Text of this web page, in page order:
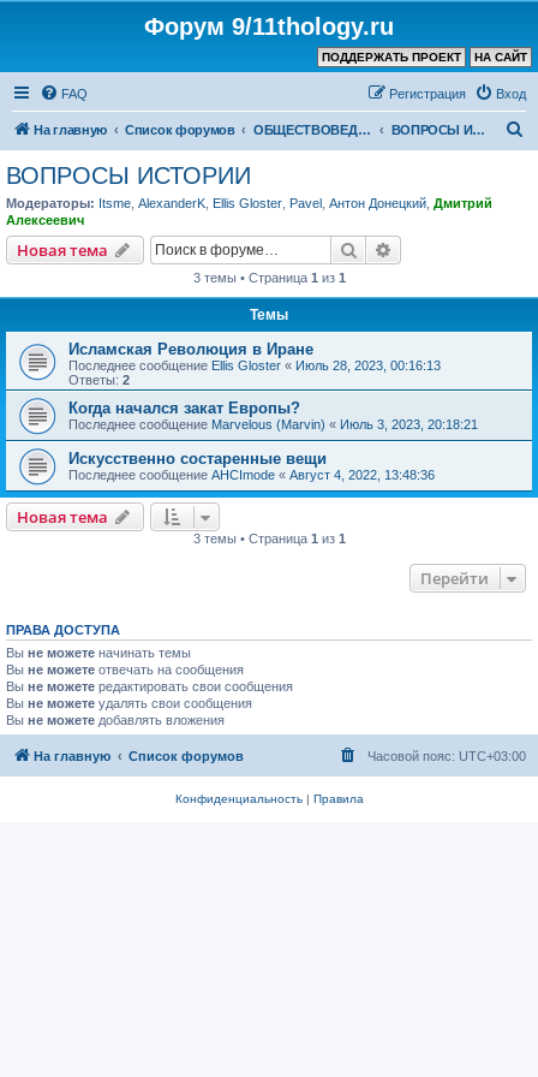
Форум 9/11thology.ru
НА САЙТ
ПОДДЕРЖАТЬ ПРОЕКТ
FAQ Вход
Регистрация
На главную Список форумов ОБЩЕСТВОВЕДЕНИЕ и РЕЛИГИЯ ВОПРОСЫ ИСТОРИИ
ВОПРОСЫ ИСТОРИИ
Модераторы: Itsme AlexanderK Ellis Gloster Pavel Антон Донецкий Дмитрий
Алексеевич
Новая тема Поиск
3 темы • Страница 1 из 1
Темы
Исламская Революция в Иране
Последнее сообщение Ellis Gloster « Июль 28, 2023, 00:16:13
Ответы: 2
Когда начался закат Европы?
Последнее сообщение Marvelous (Marvin) « Июль 3, 2023, 20:18:21
Искусственно состаренные вещи
Последнее сообщение AHCImode « Август 4, 2022, 13:48:36
Новая тема
3 темы • Страница 1 из 1
Перейти
ПРАВА ДОСТУПА
Вы не можете начинать темы
Вы не можете отвечать на сообщения
Вы не можете редактировать свои сообщения
Вы не можете удалять свои сообщения
Вы не можете добавлять вложения
На главную Список форумов Часовой пояс: UTC+03:00
Конфиденциальность| Правила